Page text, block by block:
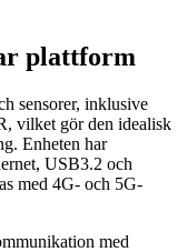
plattform
sensorer, inklusive
vilket gör den idealisk
Enheten har
USB3.2 och
med 4G- och 5G-
med